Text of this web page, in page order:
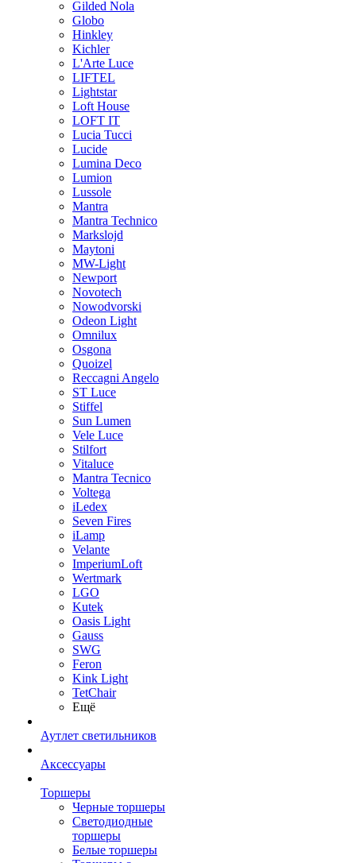
Gilded Nola
Globo
Hinkley
Kichler
L'Arte Luce
LIFTEL
Lightstar
Loft House
LOFT IT
Lucia Tucci
Lucide
Lumina Deco
Lumion
Lussole
Mantra
Mantra Technico
Markslojd
Maytoni
MW-Light
Newport
Novotech
Nowodvorski
Odeon Light
Omnilux
Osgona
Quoizel
Reccagni Angelo
ST Luce
Stiffel
Sun Lumen
Vele Luce
Stilfort
Vitaluce
Mantra Tecnico
Voltega
iLedex
Seven Fires
iLamp
Velante
ImperiumLoft
Wertmark
LGO
Kutek
Oasis Light
Gauss
SWG
Feron
Kink Light
TetСhair
Ещё
Аутлет светильников
Аксессуары
Торшеры
Черные торшеры
Светодиодные
торшеры
Белые торшеры